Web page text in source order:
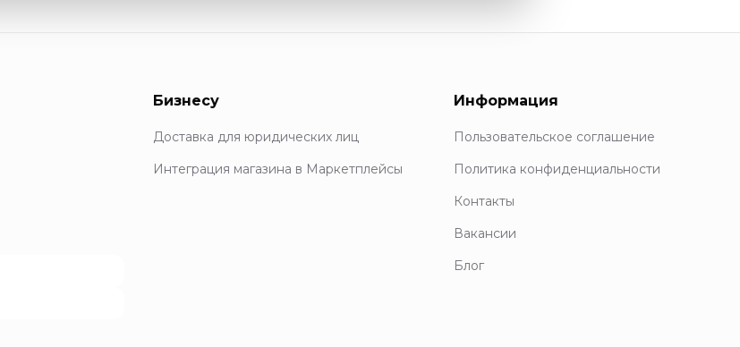
Бизнесу
Доставка для юридических лиц
Интеграция магазина в Маркетплейсы
Информация
Пользовательское соглашение
Политика конфиденциальности
Контакты
Вакансии
Блог